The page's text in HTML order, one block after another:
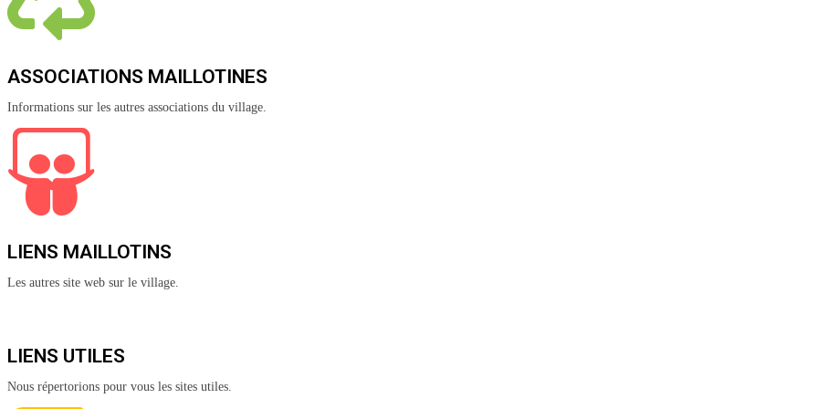
ASSOCIATIONS MAILLOTINES
Informations sur les autres associations du village.
LIENS MAILLOTINS
Les autres site web sur le village.
LIENS UTILES
Nous répertorions pour vous les sites utiles.